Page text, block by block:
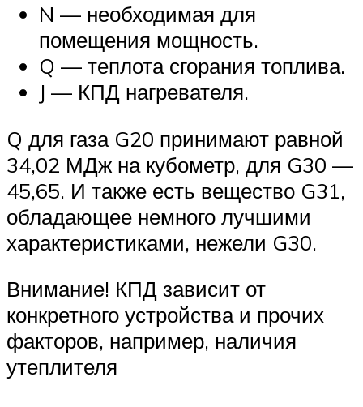
N — необходимая для
помещения мощность.
Q — теплота сгорания топлива.
J — КПД нагревателя.
Q для газа G20 принимают равной
34,02 МДж на кубометр, для G30 —
45,65. И также есть вещество G31,
обладающее немного лучшими
характеристиками, нежели G30.
Внимание! КПД зависит от
конкретного устройства и прочих
факторов, например, наличия
утеплителя